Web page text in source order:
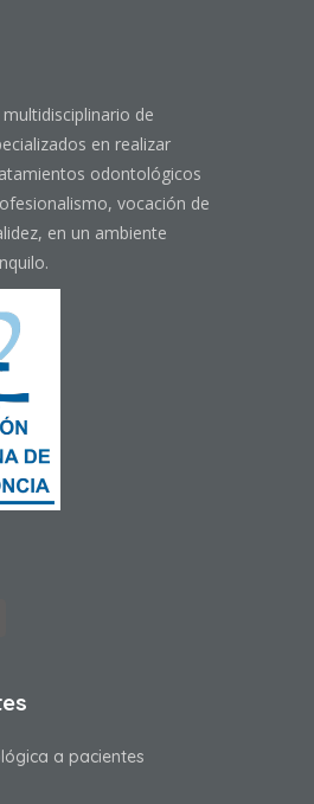
de
en realizar
odontológicos
vocación de
en un ambiente
a pacientes